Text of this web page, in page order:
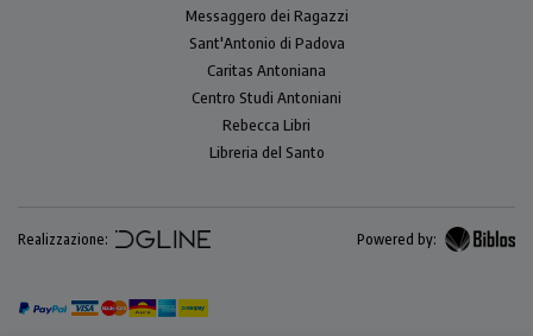
Messaggero dei Ragazzi
Sant'Antonio di Padova
Caritas Antoniana
Centro Studi Antoniani
Rebecca Libri
Libreria del Santo
Realizzazione: Powered by: